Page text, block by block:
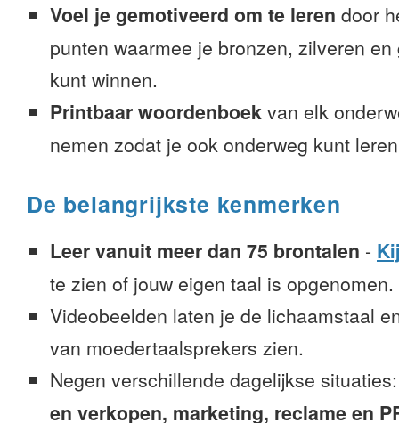
Voel je gemotiveerd om te leren door
punten waarmee je bronzen, zilveren
kunt winnen.
Printbaar woordenboek van elk
nemen zodat je ook onderweg kunt
De belangrijkste kenmerken
Leer vanuit meer dan 75 brontalen -
te zien of jouw eigen taal is opgenomen.
Videobeelden laten je de lichaamstaal
van moedertaalsprekers zien.
Negen verschillende dagelijkse
en verkopen, marketing, reclame en